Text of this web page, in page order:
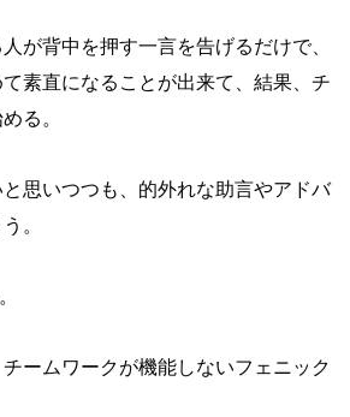
が背中を押す一言を告げるだけで、
素直になることが出来て、結果、チ
る。
思いつつも、的外れな助言やアドバ
。
ームワークが機能しないフェニック